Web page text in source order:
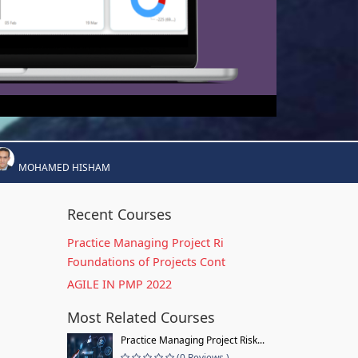
MOHAMED HISHAM
Recent Courses
Practice Managing Project Ri
Foundations of Projects Cont
AGILE IN PMP 2022
Most Related Courses
Practice Managing Project Risk...